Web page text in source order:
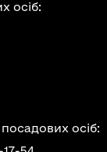
осіб:
осіб: